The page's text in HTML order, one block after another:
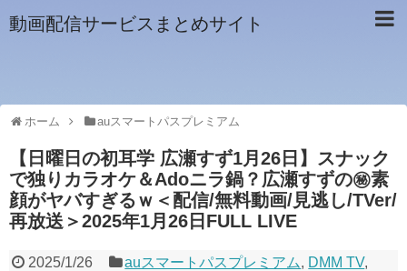
動画配信サービスまとめサイト
ホーム auスマートパスプレミアム
【日曜日の初耳学 広瀬すず1月26日】スナック
で独りカラオケ＆Adoニラ鍋？広瀬すずの㊙素
顔がヤバすぎるｗ＜配信/無料動画/見逃し/TVer/
再放送＞2025年1月26日FULL LIVE
2025/1/26 auスマートパスプレミアム, DMM TV,